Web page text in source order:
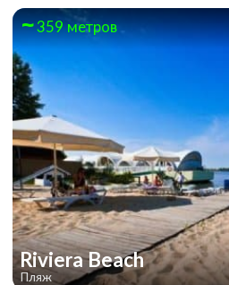
359 метров
Riviera Beach
Пляж